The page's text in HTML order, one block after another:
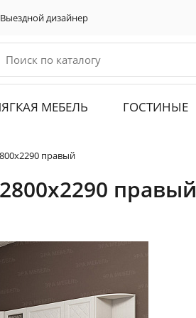
Выездной дизайнер
МЕБЕЛЬ ГОСТИНЫЕ
правый
правый